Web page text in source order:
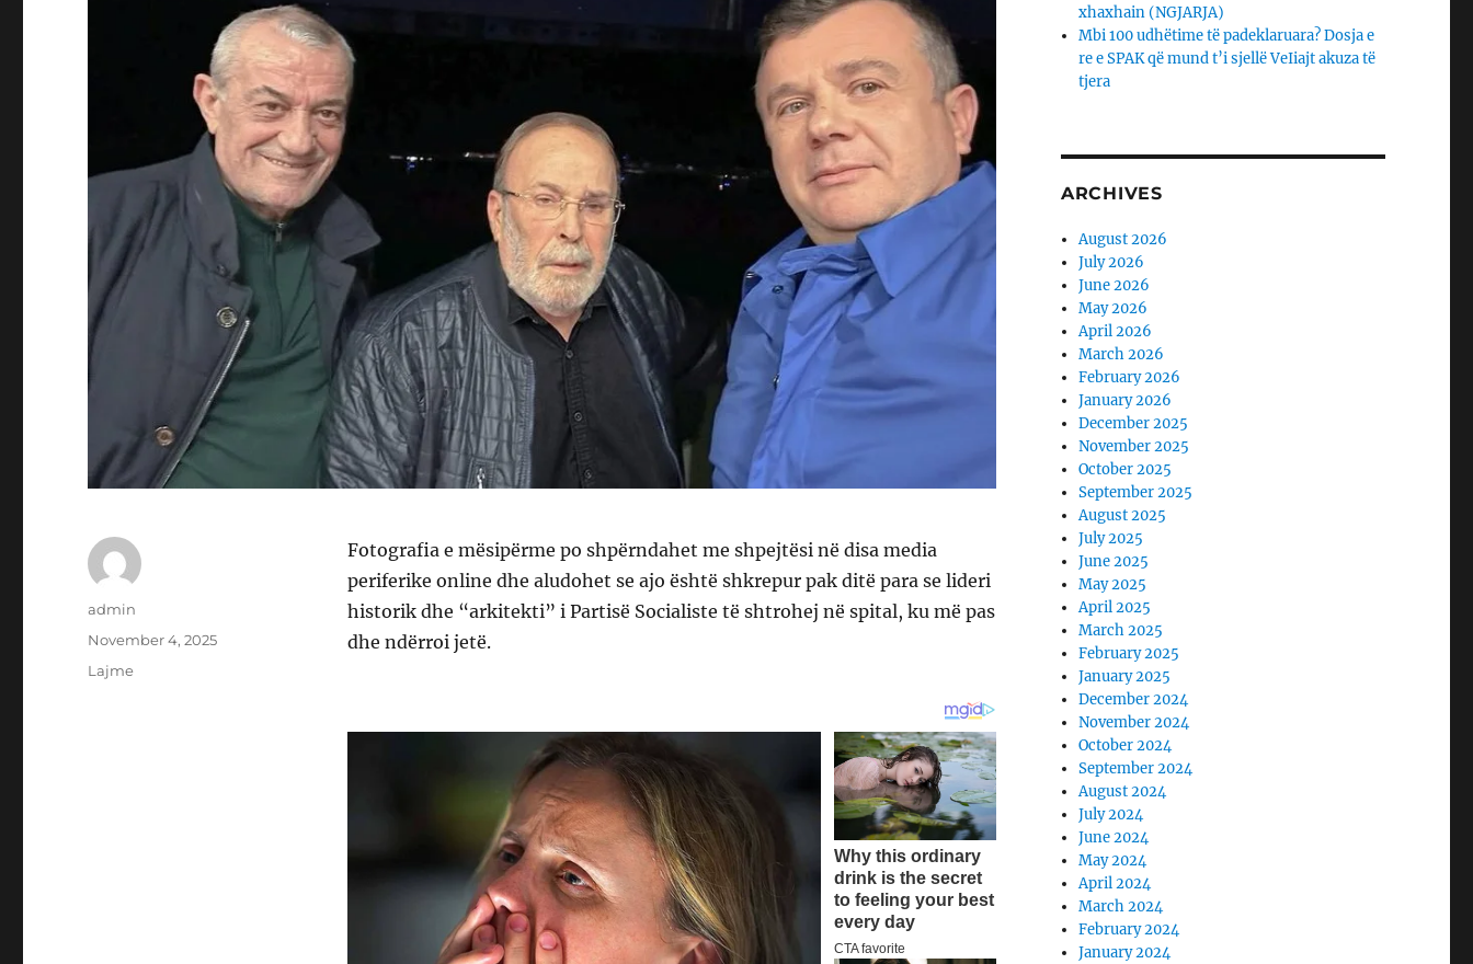
Fotografia e mësipërme po shpërndahet me shpejtësi në disa media
periferike online dhe aludohet se ajo është shkrepur pak ditë para se lideri
historik dhe “arkitekti” i Partisë Socialiste të shtrohej në spital, ku më pas
dhe ndërroi jetë.
Author
admin
Posted
on
November 4, 2025
Categories
Lajme
xhaxhain (NGJARJA)
Mbi 100 udhëtime të padeklaruara? Dosja e
re e SPAK që mund t’i sjellë VeIiajt akuza të
tjera
ARCHIVES
August 2026
July 2026
June 2026
May 2026
April 2026
March 2026
February 2026
January 2026
December 2025
November 2025
October 2025
September 2025
August 2025
July 2025
June 2025
May 2025
April 2025
March 2025
February 2025
January 2025
December 2024
November 2024
October 2024
September 2024
August 2024
July 2024
June 2024
May 2024
April 2024
March 2024
February 2024
January 2024